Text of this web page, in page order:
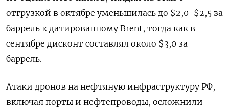
отгрузкой в октябре уменьшилась до $2,0-$2,5 за
баррель к датированному Brent, тогда как в
сентябре дисконт составлял около $3,0 за
баррель.
Атаки дронов на нефтяную инфраструктуру РФ,
включая порты и нефтепроводы, осложнили